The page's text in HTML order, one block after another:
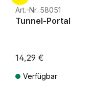
Art.-Nr. 58051
Tunnel-Portal
14,29 €
Verfügbar